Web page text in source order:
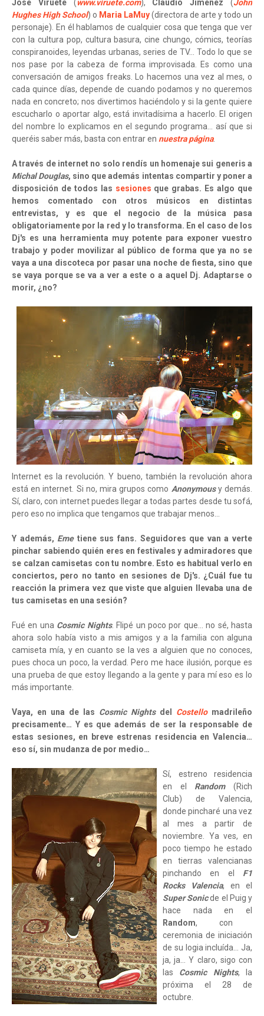
Jose Viruete( www.viruete.com), Claudio Jiménez (John
Hughes High School) o Maria LaMuy(directora de arte y todo un
personaje). En él hablamos de cualquier cosa que tenga que ver
con la cultura pop, cultura basura, cine chungo, cómics, teorías
conspiranoides, leyendas urbanas, series de TV… Todo lo que se
nos pase por la cabeza de forma improvisada. Es como una
conversación de amigos freaks. Lo hacemos una vez al mes, o
cada quince días, depende de cuando podamos y no queremos
nada en concreto; nos divertimos haciéndolo y si la gente quiere
escucharlo o aportar algo, está invitadísima a hacerlo. El origen
del nombre lo explicamos en el segundo programa… así que si
queréis saber más, basta con entrar en nuestra página.
A través de internet no solo rendís un homenaje sui generis a
Michal Douglas, sino que además intentas compartir y poner a
disposición de todos las sesiones que grabas. Es algo que
hemos comentado con otros músicos en distintas
entrevistas, y es que el negocio de la música pasa
obligatoriamente por la red y lo transforma. En el caso de los
Dj's es una herramienta muy potente para exponer vuestro
trabajo y poder movilizar al público de forma que ya no se
vaya a una discoteca por pasar una noche de fiesta, sino que
se vaya porque se va a ver a este o a aquel Dj. Adaptarse o
morir, ¿no?
Internet es la revolución. Y bueno, también la revolución ahora
está en internet. Si no, mira grupos como Anonymousy demás.
Sí, claro, con internet puedes llegar a todas partes desde tu sofá,
pero eso no implica que tengamos que trabajar menos...
Y además, Emetiene sus fans. Seguidores que van a verte
pinchar sabiendo quién eres en festivales y admiradores que
se calzan camisetas con tu nombre. Esto es habitual verlo en
conciertos, pero no tanto en sesiones de Dj's. ¿Cuál fue tu
reacción la primera vez que viste que alguien llevaba una de
tus camisetas en una sesión?
Fué en una Cosmic Nights. Flipé un poco por que… no sé, hasta
ahora solo había visto a mis amigos y a la familia con alguna
camiseta mía, y en cuanto se la ves a alguien que no conoces,
pues choca un poco, la verdad. Pero me hace ilusión, porque es
una prueba de que estoy llegando a la gente y para mí eso es lo
más importante.
Vaya, en una de las Cosmic Nightsdel Costellomadrileño
precisamente… Y es que además de ser la responsable de
estas sesiones, en breve estrenas residencia en Valencia…
eso sí, sin mudanza de por medio…
Sí, estreno residencia
en el Random(Rich
Club) de Valencia,
donde pincharé una vez
al mes a partir de
noviembre. Ya ves, en
poco tiempo he estado
en tierras valencianas
pinchando en el F1
Rocks Valencia, en el
Super Sonicde el Puig y
hace nada en el
Random, con
ceremonia de iniciación
de su logia incluída… Ja,
ja, ja… Y claro, sigo con
las Cosmic Nights, la
próxima el 28 de
octubre.